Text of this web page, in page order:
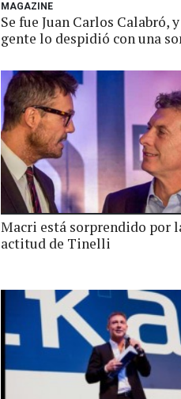
MAGAZINE
Se fue Juan Carlos Calabró,
gente lo despidió con una
Macri está sorprendido por
actitud de Tinelli